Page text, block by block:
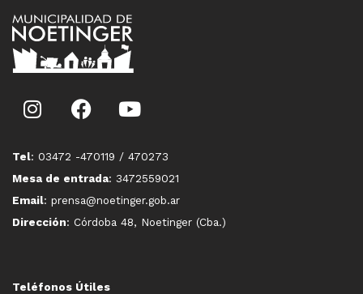
Tel: 03472 -470119 / 470273
Mesa de entrada: 3472559021
Email: prensa@noetinger.gob.ar
Dirección: Córdoba 48, Noetinger (Cba.)
Teléfonos Útiles